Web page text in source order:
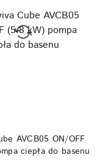
AVCB05 ON/OFF
ciepła do basenu
DO KOSZYKA